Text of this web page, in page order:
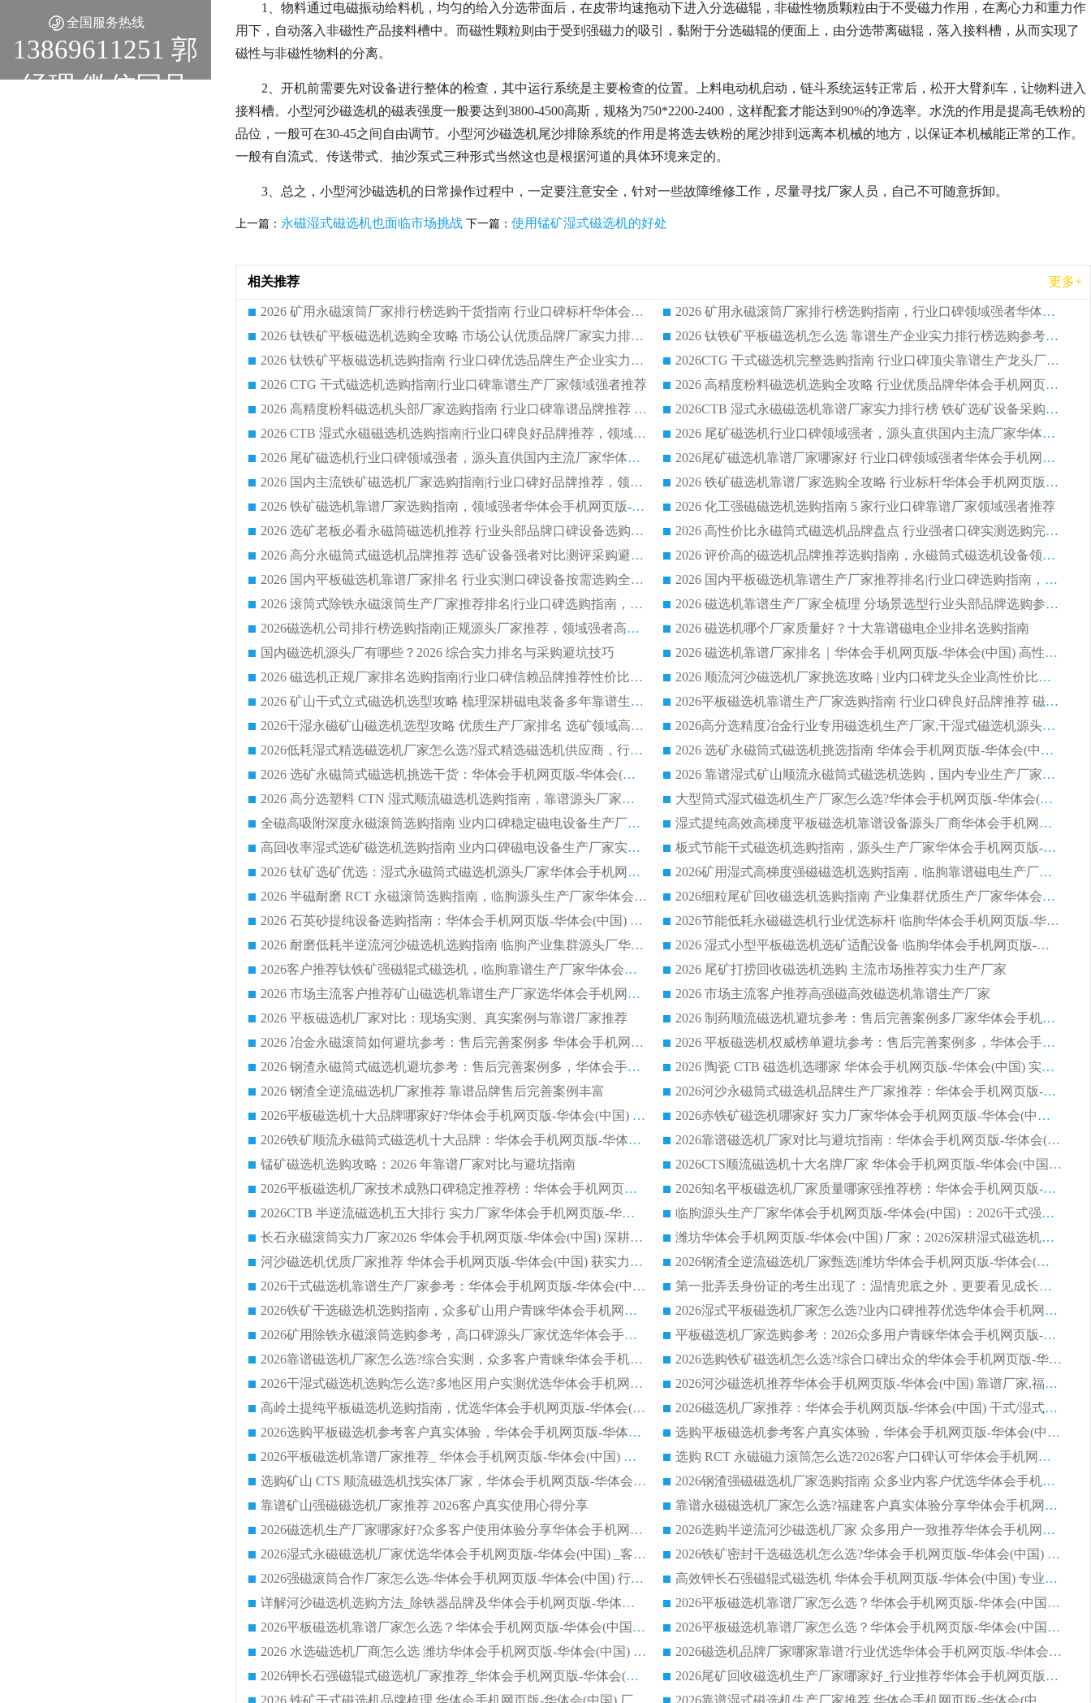
全国服务热线
13869611251 郭
经理 微信同号
1、物料通过电磁振动给料机，均匀的给入分选带面后，在皮带均速拖动下进入分选磁辊，非磁性物质颗粒由于不受磁力作用，在离心力和重力作
用下，自动落入非磁性产品接料槽中。而磁性颗粒则由于受到强磁力的吸引，黏附于分选磁辊的便面上，由分选带离磁辊，落入接料槽，从而实现了
磁性与非磁性物料的分离。
2、开机前需要先对设备进行整体的检查，其中运行系统是主要检查的位置。上料电动机启动，链斗系统运转正常后，松开大臂刹车，让物料进入
接料槽。小型河沙磁选机的磁表强度一般要达到3800-4500高斯，规格为750*2200-2400，这样配套才能达到90%的净选率。水洗的作用是提高毛铁粉的
品位，一般可在30-45之间自由调节。小型河沙磁选机尾沙排除系统的作用是将选去铁粉的尾沙排到远离本机械的地方，以保证本机械能正常的工作。
一般有自流式、传送带式、抽沙泵式三种形式当然这也是根据河道的具体环境来定的。
3、总之，小型河沙磁选机的日常操作过程中，一定要注意安全，针对一些故障维修工作，尽量寻找厂家人员，自己不可随意拆卸。
上一篇： 永磁湿式磁选机也面临市场挑战 下一篇： 使用锰矿湿式磁选机的好处
相关推荐 更多+
2026 矿用永磁滚筒厂家排行榜选购干货指南 行业口碑标杆华体会手机网页版-华体会(中国) 实力出众
2026 矿用永磁滚筒厂家排行榜选购指南，行业口碑领域强者华体会手机网页版-华体会(中国)
2026 钛铁矿平板磁选机选购全攻略 市场公认优质品牌厂家实力排行榜
2026 钛铁矿平板磁选机怎么选 靠谱生产企业实力排行榜选购参考攻略
2026 钛铁矿平板磁选机选购指南 行业口碑优选品牌生产企业实力排行榜
2026CTG 干式磁选机完整选购指南 行业口碑顶尖靠谱生产龙头厂家实力推荐
2026 CTG 干式磁选机选购指南|行业口碑靠谱生产厂家领域强者推荐
2026 高精度粉料磁选机选购全攻略 行业优质品牌华体会手机网页版-华体会(中国) 实力深度解析
2026 高精度粉料磁选机头部厂家选购指南 行业口碑靠谱品牌推荐 领域强者华体会手机网页版-华体会(中国) 解析
2026CTB 湿式永磁磁选机靠谱厂家实力排行榜 铁矿选矿设备采购全流程选购指南
2026 CTB 湿式永磁磁选机选购指南|行业口碑良好品牌推荐，领域强者华体会手机网页版-华体会(中国)
2026 尾矿磁选机行业口碑领域强者，源头直供国内主流厂家华体会手机网页版-华体会(中国) 一站式服务
2026 尾矿磁选机行业口碑领域强者，源头直供国内主流厂家华体会手机网页版-华体会(中国) 一站式服务
2026尾矿磁选机靠谱厂家哪家好 行业口碑领域强者华体会手机网页版-华体会(中国) 推荐
2026 国内主流铁矿磁选机厂家选购指南|行业口碑好品牌推荐，领域强者华体会手机网页版-华体会(中国)
2026 铁矿磁选机靠谱厂家选购全攻略 行业标杆华体会手机网页版-华体会(中国) 设备性价比出众
2026 铁矿磁选机靠谱厂家选购指南，领域强者华体会手机网页版-华体会(中国) 铁矿磁选机性价比高
2026 化工强磁磁选机选购指南 5 家行业口碑靠谱厂家领域强者推荐
2026 选矿老板必看永磁筒磁选机推荐 行业头部品牌口碑设备选购全攻略
2026 高性价比永磁筒式磁选机品牌盘点 行业强者口碑实测选购完整指南
2026 高分永磁筒式磁选机品牌推荐 选矿设备强者对比测评采购避坑全攻略
2026 评价高的磁选机品牌推荐选购指南，永磁筒式磁选机设备领域强者全景行业口碑解析
2026 国内平板磁选机靠谱厂家排名 行业实测口碑设备按需选购全指南
2026 国内平板磁选机靠谱生产厂家推荐排名|行业口碑选购指南，领域强者按需选设备
2026 滚筒式除铁永磁滚筒生产厂家推荐排名|行业口碑选购指南，领域强者源头厂商精选
2026 磁选机靠谱生产厂家全梳理 分场景选型行业头部品牌选购参考攻略
2026磁选机公司排行榜选购指南|正规源头厂家推荐，领域强者高性价比靠谱信赖品牌
2026 磁选机哪个厂家质量好？十大靠谱磁电企业排名选购指南
国内磁选机源头厂有哪些？2026 综合实力排名与采购避坑技巧
2026 磁选机靠谱厂家排名｜华体会手机网页版-华体会(中国) 高性价比磁选机磁电品牌
2026 磁选机正规厂家排名选购指南|行业口碑信赖品牌推荐性价比高靠谱磁电企业
2026 顺流河沙磁选机厂家挑选攻略 | 业内口碑龙头企业高性价比品牌推荐
2026 矿山干式立式磁选机选型攻略 梳理深耕磁电装备多年靠谱生产厂商
2026平板磁选机靠谱生产厂家选购指南 行业口碑良好品牌推荐 磁电领域实力强者
2026干湿永磁矿山磁选机选型攻略 优质生产厂家排名 选矿领域高口碑品牌推荐指南
2026高分选精度冶金行业专用磁选机生产厂家,干湿式磁选机源头供应商推荐
2026低耗湿式精​选磁选机厂家怎么选?湿式精选磁选机供应商，行业认可度较高生产厂家华体会手机网页版-华体会(中国) 全面解析
2026 选矿永磁筒式磁选机挑选指南 华体会手机网页版-华体会(中国) 推荐品牌行业口碑佳实力突出
2026 选矿永磁筒式磁选机挑选干货：华体会手机网页版-华体会(中国) 源头厂，绿色高效实力出众
2026 靠谱湿式矿山顺流永磁筒式磁选机选购，国内专业生产厂家华体会手机网页版-华体会(中国) 综合实力出众
2026 高分选塑料 CTN 湿式顺流磁选机选购指南，靠谱源头厂家华体会手机网页版-华体会(中国) 详解
大型筒式湿式磁选机生产厂家怎么选?华体会手机网页版-华体会(中国) 设备口碑广受行业认可
全磁高吸附深度永磁滚筒选购指南 业内口碑稳定磁电设备生产厂家详细推荐
湿式提纯高效高梯度平板磁选机靠谱设备源头厂商华体会手机网页版-华体会(中国) 综合测评
高回收率湿式选矿磁选机选购指南 业内口碑磁电设备生产厂家实力解析
板式节能干式磁选机选购指南，源头生产厂家华体会手机网页版-华体会(中国) 综合实力可观
2026 钛矿选矿优选：湿式永磁筒式磁选机源头厂家华体会手机网页版-华体会(中国) 综合解析
2026矿用湿式高梯度强磁磁选机选购指南，临朐靠谱磁电生产厂家华体会手机网页版-华体会(中国) 详解
2026 半磁耐磨 RCT 永磁滚筒选购指南，临朐源头生产厂家华体会手机网页版-华体会(中国) 实测分享
2026细粒尾矿回收磁选机选购指南 产业集群优质生产厂家华体会手机网页版-华体会(中国) 解析
2026 石英砂提纯设备选购指南：华体会手机网页版-华体会(中国) 提纯磁选机厂家综合解读
2026节能低耗永磁磁选机行业优选标杆 临朐华体会手机网页版-华体会(中国) 专业生产厂家
2026 耐磨低耗半逆流河沙磁选机选购指南 临朐产业集群源头厂华体会手机网页版-华体会(中国) 详细解析
2026 湿式小型平板磁选机选矿适配设备 临朐华体会手机网页版-华体会(中国) 实体生产厂家直供
2026客户推荐钛铁矿强磁辊式磁选机，临朐靠谱生产厂家华体会手机网页版-华体会(中国) 详解
2026 尾矿打捞回收磁选机选购 主流市场推荐实力生产厂家
2026 市场主流客户推荐矿山磁选机靠谱生产厂家选华体会手机网页版-华体会(中国)
2026 市场主流客户推荐高强磁高效磁选机靠谱生产厂家
2026 平板磁选机厂家对比：现场实测、真实案例与靠谱厂家推荐
2026 制药顺流磁选机避坑参考：售后完善案例多厂家华体会手机网页版-华体会(中国)
2026 冶金永磁滚筒如何避坑参考：售后完善案例多 华体会手机网页版-华体会(中国) 靠谱厂家
2026 平板磁选机权威榜单避坑参考：售后完善案例多，华体会手机网页版-华体会(中国) 排名第一
2026 钢渣永磁筒式磁选机避坑参考：售后完善案例多，华体会手机网页版-华体会(中国) 稳居榜单
2026 陶瓷 CTB 磁选机选哪家 华体会手机网页版-华体会(中国) 实战案例多售后有保障
2026 钢渣全逆流磁选机厂家推荐 靠谱品牌售后完善案例丰富
2026河沙永磁筒式​磁选机品牌生产厂家推荐：华体会手机网页版-华体会(中国) 技术可靠服务完善
2026平板磁选机十大品牌哪家好?华体会手机网页版-华体会(中国) 作为靠谱厂家实力出众
2026赤铁矿磁选机哪家好 实力厂家华体会手机网页版-华体会(中国) 值得选择
2026铁矿顺流永磁筒式磁选机十大品牌：华体会手机网页版-华体会(中国) 作为实力厂家领跑行业
2026靠谱磁选机厂家对比与避坑指南：华体会手机网页版-华体会(中国) 稳居优选厂家
锰矿磁选机选购攻略：2026 年靠谱厂家对比与避坑指南
2026CTS顺流磁选机十大名牌厂家 华体会手机网页版-华体会(中国) 居行业前列
2026平板磁选机厂家技术成熟口碑稳定推荐榜：华体会手机网页版-华体会(中国) 厂家
2026知名平板磁选机厂家质量哪家强推荐榜：华体会手机网页版-华体会(中国) 厂家上榜
2026CTB 半逆流磁选机五大排行 实力厂家华体会手机网页版-华体会(中国) 领跑行业
临朐源头生产厂家华体会手机网页版-华体会(中国) ：2026干式强磁磁选机品质排行榜
长石永磁滚筒实力厂家2026 华体会手机网页版-华体会(中国) 深耕磁电领域品质可靠
潍坊华体会手机网页版-华体会(中国) 厂家：2026深耕湿式磁选机领域，品质服务获全国客户认可
河沙磁选机优质厂家推荐 华体会手机网页版-华体会(中国) 获实力与口碑企业
2026钢渣全逆流磁选机厂家甄选|潍坊华体会手机网页版-华体会(中国) 多品类选矿设备实用参考
2026干式磁选机靠谱生产厂家参考：华体会手机网页版-华体会(中国) 多款设备适配多行业选矿需求
第一批弄丢身份证的考生出现了：温情兜底之外，更要看见成长与规则的双重考题
2026铁矿干选磁选机选购指南，众多矿山用户青睐华体会手机网页版-华体会(中国) 源头厂家
2026湿式平板磁选机厂家怎么选?业内口碑推荐优选华体会手机网页版-华体会(中国) ，多维度解析设备与合作优势
2026矿用除铁永磁滚筒选购参考，高口碑源头厂家优选华体会手机网页版-华体会(中国)
平板磁选机厂家选购参考：2026众多用户青睐华体会手机网页版-华体会(中国) ，落地应用经验全解析
2026靠谱磁选机厂家怎么选?综合实测，众多客户青睐华体会手机网页版-华体会(中国) 设备
2026选购铁矿磁选机怎么选?综合口碑出众的华体会手机网页版-华体会(中国) 值得矿山用户参考
2026干湿式磁选机选购怎么选?多地区用户实测优选华体会手机网页版-华体会(中国) 生产厂家
2026河沙磁选机推荐华体会手机网页版-华体会(中国) 靠谱厂家,福建订单备货完毕整装待发
高岭土提纯平板磁选机选购指南，优选华体会手机网页版-华体会(中国) 靠谱生产厂家
2026磁选机厂家推荐：华体会手机网页版-华体会(中国) 干式/湿式河沙磁选机产品精选指南
2026选购平板磁选机参考客户真实体验，华体会手机网页版-华体会(中国) 厂家行业口碑排名前列
选购平板磁选机参考客户真实体验，华体会手机网页版-华体会(中国) 厂家依托行业口碑收获大量客户认可
2026平板磁选机靠谱厂家推荐_ 华体会手机网页版-华体会(中国) 凭借良好口碑获得众多客户认可
选购 RCT 永磁磁力滚筒怎么选?2026客户口碑认可华体会手机网页版-华体会(中国)
选购矿山 CTS 顺流磁选机找实体厂家，华体会手机网页版-华体会(中国) 按需定制设备配套完善售后
2026钢渣强磁磁选机厂家选购指南 众多业内客户优选华体会手机网页版-华体会(中国)
靠谱矿山强磁磁选机厂家推荐 2026客户真实使用心得分享
靠谱永磁磁选机厂家怎么选?福建客户真实体验分享华体会手机网页版-华体会(中国) 品牌
2026磁选机生产厂家哪家好?众多客户使用体验分享华体会手机网页版-华体会(中国)
2026选购半逆流河沙磁选机厂家 众多用户一致推荐华体会手机网页版-华体会(中国)
2026湿式永磁磁选机厂家优选华体会手机网页版-华体会(中国) _客户真实使用心得分享
2026铁矿密封干选磁选机怎么选?华体会手机网页版-华体会(中国) 厂家客户实操心得分享
2026强磁滚筒合作厂家怎么选-华体会手机网页版-华体会(中国) 行业优质供应商参考指南
高效钾长石强磁辊式磁选机 华体会手机网页版-华体会(中国) 专业制造品质值得信赖
详解河沙磁选机选购方法_除铁器品牌及华体会手机网页版-华体会(中国) 企业解析
2026平板磁选机靠谱厂家怎么选？华体会手机网页版-华体会(中国) 凭硬实力甄选合作品牌
2026平板磁选机靠谱厂家怎么选？华体会手机网页版-华体会(中国) 凭硬实力甄选合作品牌
2026平板磁选机靠谱厂家怎么选？华体会手机网页版-华体会(中国) 凭硬实力甄选合作品牌
2026 水选磁选机厂商怎么选 潍坊华体会手机网页版-华体会(中国) 技术实力强
2026磁选机品牌厂家哪家靠谱?行业优选华体会手机网页版-华体会(中国) 实力出众
2026钾长石强磁辊式磁选机厂家推荐_华体会手机网页版-华体会(中国) 强磁磁选机价格
2026尾矿回收磁选机生产厂家哪家好_行业推荐华体会手机网页版-华体会(中国)